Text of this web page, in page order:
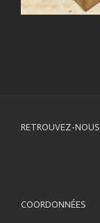
RETROUVEZ-
COORDONNÉES